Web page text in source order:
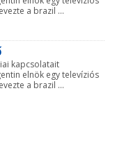
a brazil ...
kapcsolatait
elnök egy televíziós
a brazil ...